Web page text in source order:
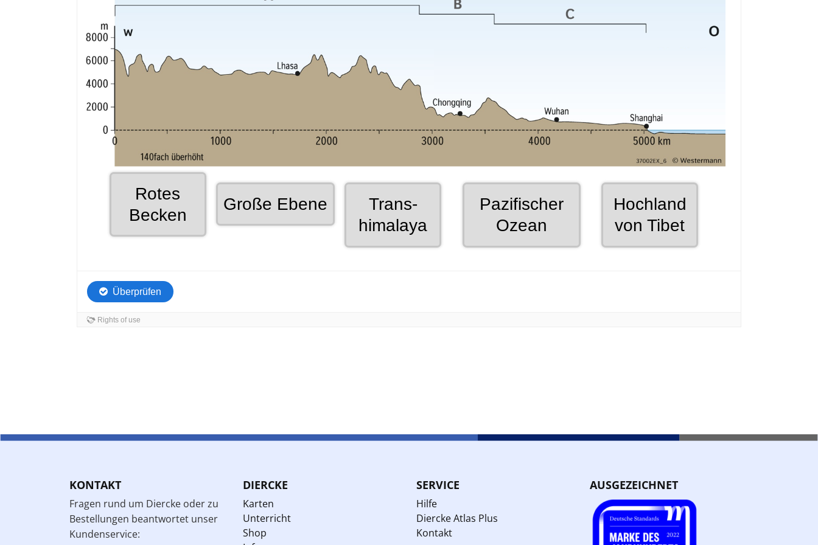
KONTAKT
Fragen rund um Diercke oder zu
Bestellungen beantwortet unser
Kundenservice:
DIERCKE
Karten
Unterricht
Shop
SERVICE
Hilfe
Diercke Atlas Plus
Kontakt
AUSGEZEICHNET